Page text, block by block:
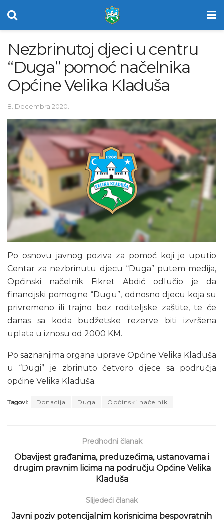
Nezbrinutoj djeci u centru
“Duga” pomoć načelnika
Općine Velika Kladuša
8. Decembra 2020.
Po osnovu javnog poziva za pomoć koji je uputio
Centar za nezbrinutu djecu “Duga” putem medija,
Općinski načelnik Fikret Abdić odlučio je da
financijski pomogne “Dugu”, odnosno djecu koja su
privremeno ili trajno bez roditeljske zaštite, te će
danas sa koda budžetske rezerve biti izvršena
uplata u iznosu od 2000 KM.
Po saznanjima organa uprave Općine Velika Kladuša
u “Dugi” je zbrinuto četvoro djece sa područja
općine Velika Kladuša.
Tagovi: Donacija Duga Općinski načelnik
Predhodni članak
Obavijest građanima, preduzećima, ustanovama i
drugim pravnim licima na području Općine Velika
Kladuša
Slijedeći članak
Javni poziv potencijalnim korisnicima bespovratnih